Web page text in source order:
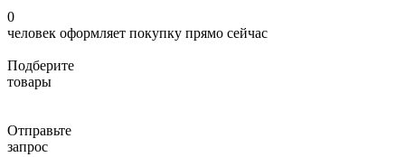
0
человек оформляет покупку прямо сейчас
Подберите
товары
Отправьте
запрос